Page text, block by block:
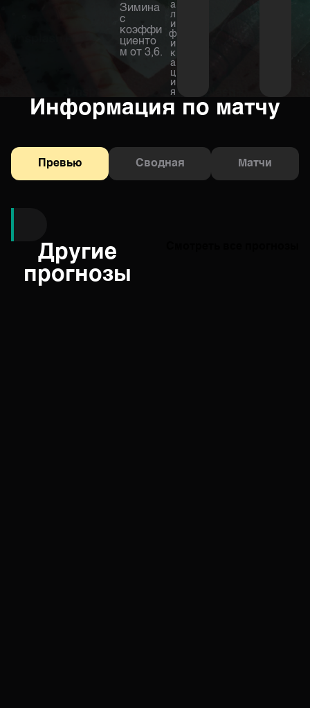
Зимина
с
коэффи
циенто
м от 3,6.
а
л
и
ф
и
к
а
ц
и
я
Информация по матчу
Превью Сводная Матчи
Другие
прогнозы